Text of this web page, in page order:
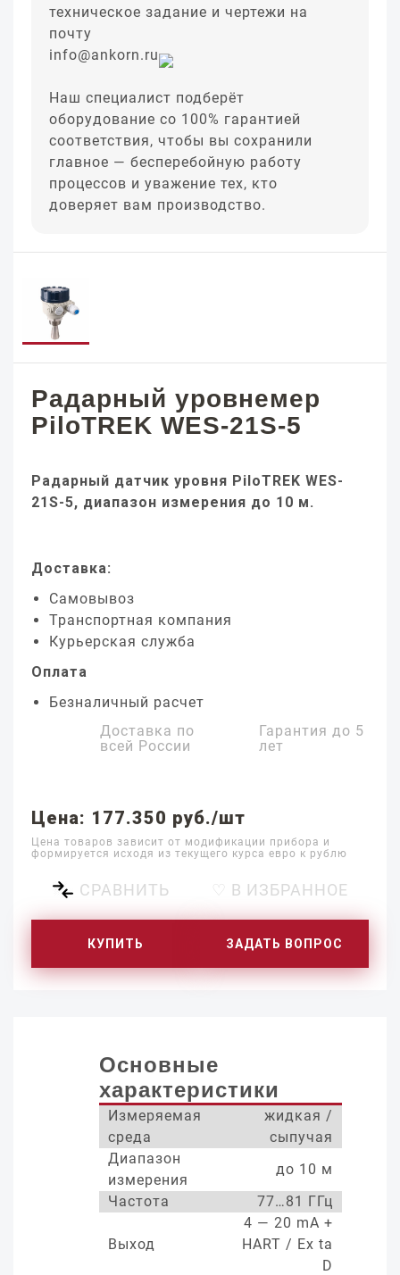
техническое задание и чертежи на
почту
info@ankorn.ru
Наш специалист подберёт
оборудование со 100% гарантией
соответствия, чтобы вы сохранили
главное — бесперебойную работу
процессов и уважение тех, кто
доверяет вам производство.
Радарный уровнемер
PiloTREK WES-21S-5
Радарный датчик уровня PiloTREK WES-
21S-5, диапазон измерения до 10 м.
Доставка:
Самовывоз
Транспортная компания
Курьерская служба
Оплата
Безналичный расчет
Доставка по
всей России
Гарантия до 5
лет
Цена: 177.350 руб./шт
Цена товаров зависит от модификации прибора и
формируется исходя из текущего курса евро к рублю
СРАВНИТЬ ♡ В ИЗБРАННОЕ
КУПИТЬ ЗАДАТЬ ВОПРОС
Основные
характеристики
Измеряемая
среда
жидкая /
сыпучая
Диапазон
измерения
до 10 м
Частота
77…81 ГГц
Выход
4 — 20 mA +
HART / Ex ta
D